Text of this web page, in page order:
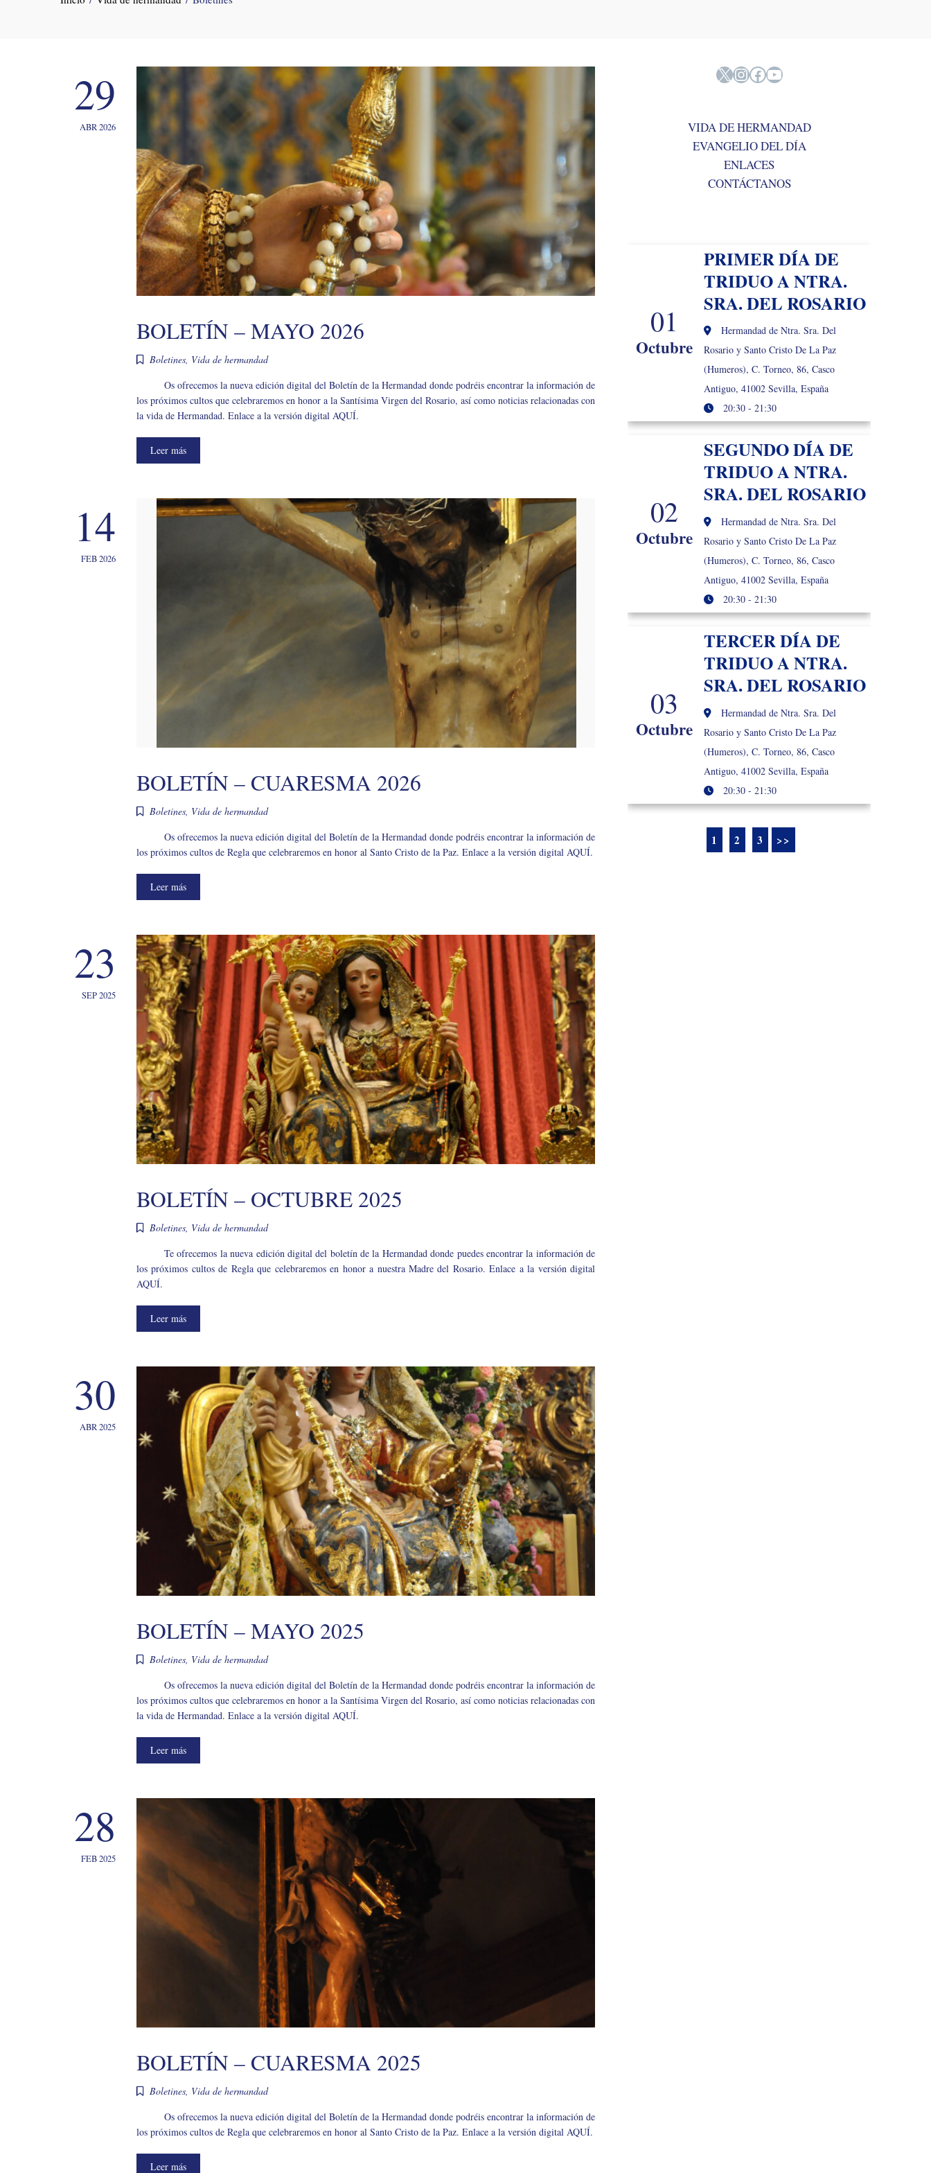
29
ABR 2026
BOLETÍN – MAYO 2026
Boletines, Vida de hermandad
Os ofrecemos la nueva edición digital del Boletín de la Hermandad donde podréis encontrar la información de
los próximos cultos que celebraremos en honor a la Santísima Virgen del Rosario, así como noticias relacionadas con
la vida de Hermandad. Enlace a la versión digital AQUÍ.
Leer más
14
FEB 2026
BOLETÍN – CUARESMA 2026
Boletines, Vida de hermandad
Os ofrecemos la nueva edición digital del Boletín de la Hermandad donde podréis encontrar la información de
los próximos cultos de Regla que celebraremos en honor al Santo Cristo de la Paz. Enlace a la versión digital AQUÍ.
Leer más
23
SEP 2025
BOLETÍN – OCTUBRE 2025
Boletines, Vida de hermandad
Te ofrecemos la nueva edición digital del boletín de la Hermandad donde puedes encontrar la información de
los próximos cultos de Regla que celebraremos en honor a nuestra Madre del Rosario. Enlace a la versión digital
AQUÍ.
Leer más
30
ABR 2025
BOLETÍN – MAYO 2025
Boletines, Vida de hermandad
Os ofrecemos la nueva edición digital del Boletín de la Hermandad donde podréis encontrar la información de
los próximos cultos que celebraremos en honor a la Santísima Virgen del Rosario, así como noticias relacionadas con
la vida de Hermandad. Enlace a la versión digital AQUÍ.
Leer más
28
FEB 2025
BOLETÍN – CUARESMA 2025
Boletines, Vida de hermandad
Os ofrecemos la nueva edición digital del Boletín de la Hermandad donde podréis encontrar la información de
los próximos cultos de Regla que celebraremos en honor al Santo Cristo de la Paz. Enlace a la versión digital AQUÍ.
Leer más
X Instagram
Facebook
YouTube
VIDA DE HERMANDAD
EVANGELIO DEL DÍA
ENLACES
CONTÁCTANOS
01
Octubre
PRIMER DÍA DE
TRIDUO A NTRA.
SRA. DEL ROSARIO
Hermandad de Ntra. Sra. Del
Rosario y Santo Cristo De La Paz
(Humeros), C. Torneo, 86, Casco
Antiguo, 41002 Sevilla, España
20:30 - 21:30
02
Octubre
SEGUNDO DÍA DE
TRIDUO A NTRA.
SRA. DEL ROSARIO
Hermandad de Ntra. Sra. Del
Rosario y Santo Cristo De La Paz
(Humeros), C. Torneo, 86, Casco
Antiguo, 41002 Sevilla, España
20:30 - 21:30
03
Octubre
TERCER DÍA DE
TRIDUO A NTRA.
SRA. DEL ROSARIO
Hermandad de Ntra. Sra. Del
Rosario y Santo Cristo De La Paz
(Humeros), C. Torneo, 86, Casco
Antiguo, 41002 Sevilla, España
20:30 - 21:30
1 2 3 >>